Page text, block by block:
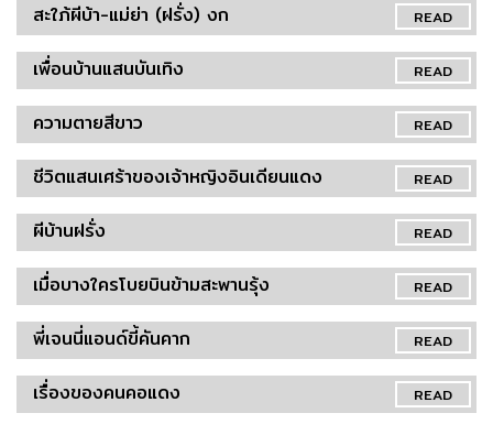
READ
สะใภ้ผีบ้า-แม่ย่า (ฝรั่ง) งก
READ
เพื่อนบ้านแสนบันเทิง
READ
ความตายสีขาว
READ
ชีวิตแสนเศร้าของเจ้าหญิงอินเดียนแดง
READ
ผีบ้านฝรั่ง
READ
เมื่อบางใครโบยบินข้ามสะพานรุ้ง
READ
พี่เจนนี่แอนด์ขี้คันคาก
READ
เรื่องของคนคอแดง